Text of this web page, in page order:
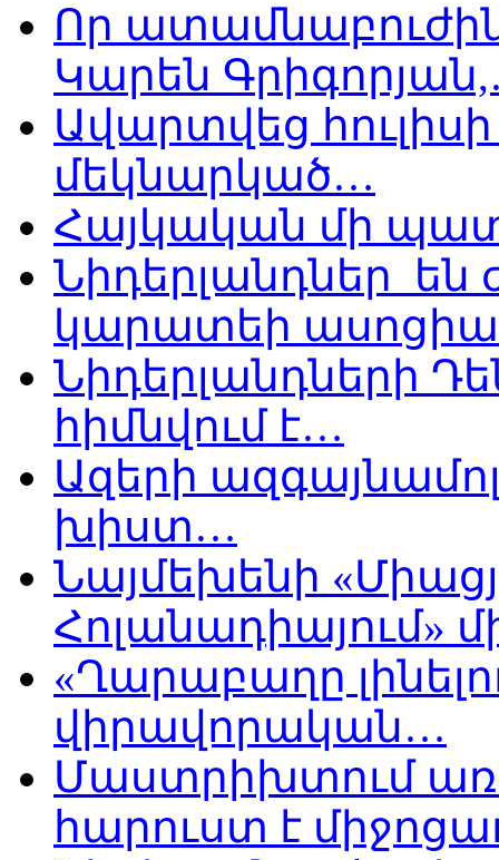
Որ
Կարեն
Ավարտվեց
մեկնարկած…
Հայկական մի
Նիդերլանդներ
կարատեի
Նիդերլանդների
հիմնվում է…
Ազերի
խիստ…
Նայմեխենի
Հոլանադիայում»
«Ղարաբաղը
վիրավորական…
Մաստրիխտում
հարուստ է